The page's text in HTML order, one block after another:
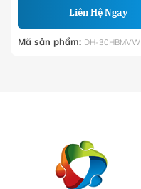
Liên Hệ Ngay
Mã sản phẩm: DH-30HBMVW